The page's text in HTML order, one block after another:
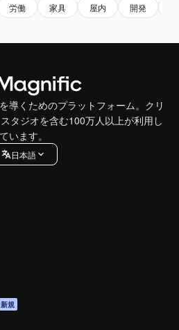
労働 家具 屋内 開発
導くためのプラットフォーム。クリ
タジオを含む100万人以上が利用し
ています。
日本語
新規